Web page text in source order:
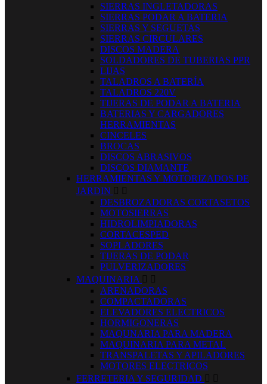
SIERRAS INGLETADORAS
SIERRAS PODAR A BATERIA
SIERRAS Y SEGUETAS
SIERRAS CIRCULARES
DISCOS MADERA
SOLDADORES DE TUBERIAS PPR
LIJAS
TALADROS A BATERÍA
TALADROS 220V
TIJERAS DE PODAR A BATERIA
BATERIAS Y CARGADORES
HERRAMIENTAS
CINCELES
BROCAS
DISCOS ABRASIVOS
DISCOS DIAMANTE
HERRAMIENTAS Y MOTORIZADOS DE
JARDIN  
DESBROZADORAS CORTASETOS
MOTOSIERRAS
HIDROLIMPIADORAS
CORTACESPED
SOPLADORES
TIJERAS DE PODAR
PULVERIZADORES
MAQUINARIA  
ARENADORAS
COMPACTADORAS
ELEVADORES ELECTRICOS
HORMIGONERAS
MAQUNARIA PARA MADERA
MAQUINARIA PARA METAL
TRANSPALETAS Y APILADORES
MOTORES ELECTRICOS
FERRETERIA Y SEGURIDAD  